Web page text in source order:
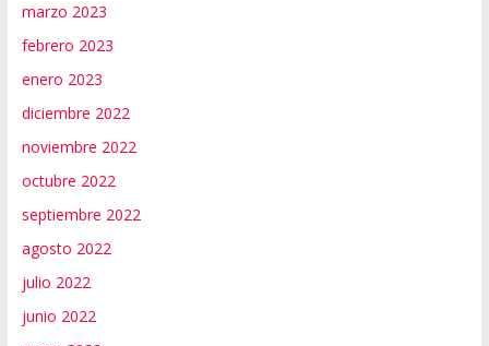
marzo 2023
febrero 2023
enero 2023
diciembre 2022
noviembre 2022
octubre 2022
septiembre 2022
agosto 2022
julio 2022
junio 2022